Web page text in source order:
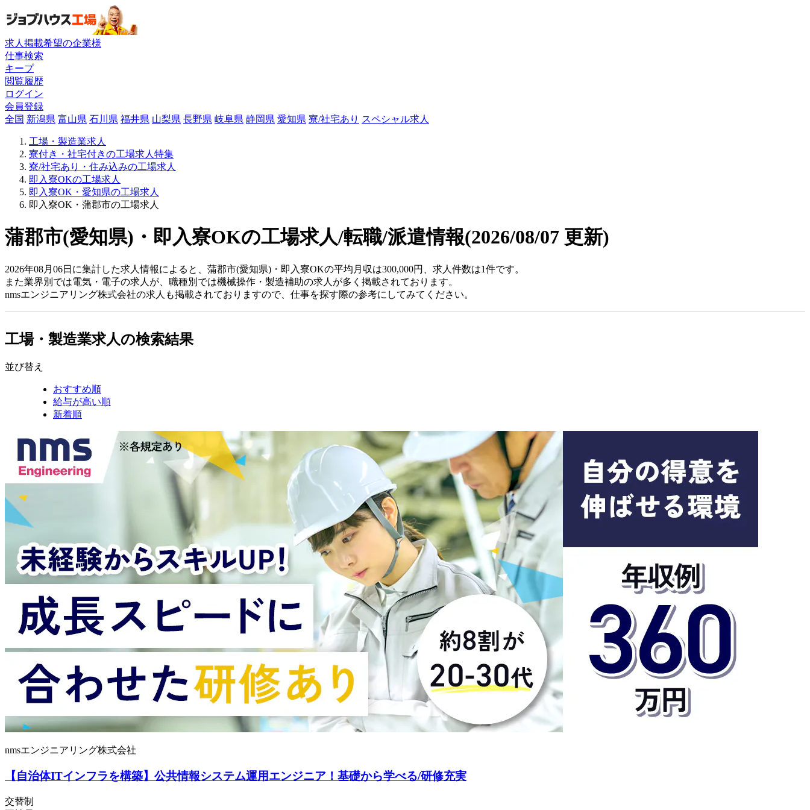
求人掲載希望の企業様
仕事検索
キープ
閲覧履歴
ログイン
会員登録
全国 新潟県 富山県 石川県 福井県 山梨県 長野県 岐阜県 静岡県 愛知県 寮/社宅あり スペシャル求人
工場・製造業求人
寮付き・社宅付きの工場求人特集
寮/社宅あり・住み込みの工場求人
即入寮OKの工場求人
即入寮OK・愛知県の工場求人
即入寮OK・蒲郡市の工場求人
蒲郡市(愛知県)・即入寮OKの工場求人/転職/派遣情報(2026/08/07 更新)
2026年08月06日に集計した求人情報によると、蒲郡市(愛知県)・即入寮OKの平均月収は300,000円、求人件数は1件です。
また業界別では電気・電子の求人が、職種別では機械操作・製造補助の求人が多く掲載されております。
nmsエンジニアリング株式会社の求人も掲載されておりますので、仕事を探す際の参考にしてみてください。
工場・製造業求人の検索結果
並び替え
おすすめ順
給与が高い順
新着順
nmsエンジニアリング株式会社
【自治体ITインフラを構築】公共情報システム運用エンジニア！基礎から学べる/研修充実
交替制